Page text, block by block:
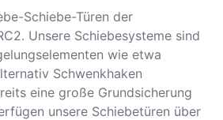
Schiebe-Türen der
Unsere Schiebesysteme sind
wie etwa
Schwenkhaken
eine große Grundsicherung
unsere Schiebetüren über